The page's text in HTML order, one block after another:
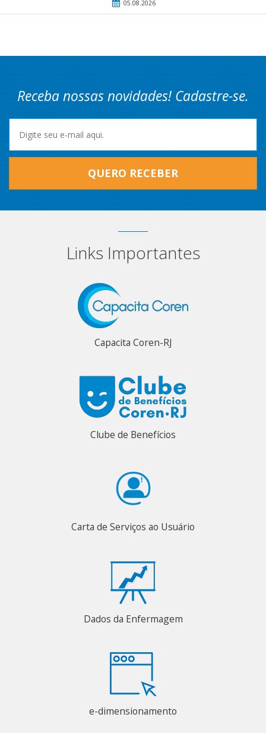
05.08.2026
Receba nossas novidades! Cadastre-se.
QUERO RECEBER
Links Importantes
Capacita Coren-RJ
Clube de Benefícios
Carta de Serviços ao Usuário
Dados da Enfermagem
e-dimensionamento